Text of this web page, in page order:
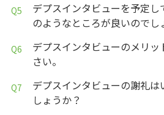
デプスインタビューを予定
のようなところが良いのでし
デプスインタビューのメリ
さい。
デプスインタビューの謝礼
しょうか？